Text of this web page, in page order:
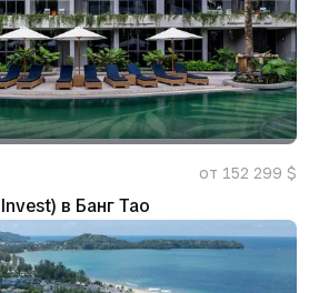
от 152 299 $
в Банг Тао